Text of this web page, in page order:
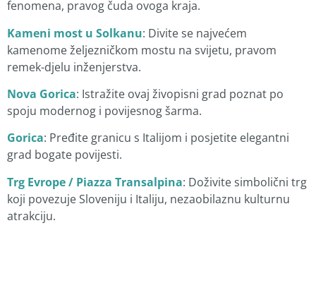
fenomena, pravog čuda ovoga kraja.
Kameni most u Solkanu: Divite se najvećem
kamenome željezničkom mostu na svijetu, pravom
remek-djelu inženjerstva.
Nova Gorica: Istražite ovaj živopisni grad poznat po
spoju modernog i povijesnog šarma.
Gorica: Pređite granicu s Italijom i posjetite elegantni
grad bogate povijesti.
Trg Evrope / Piazza Transalpina: Doživite simbolični trg
koji povezuje Sloveniju i Italiju, nezaobilaznu kulturnu
atrakciju.